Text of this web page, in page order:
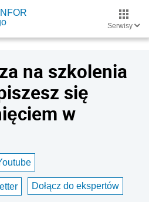
Serwisy
na szkolenia
się
w
Dołącz do ekspertów